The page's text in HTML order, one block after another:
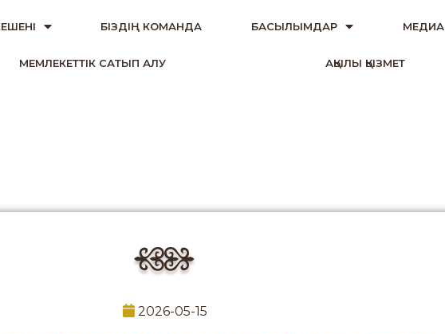
БІЗДІҢ КОМАНДА БАСЫЛЫМДАР МЕДИА
МЕМЛЕКЕТТІК САТЫП АЛУ АҚЫЛЫ ҚЫЗМЕТ
2026-05-15